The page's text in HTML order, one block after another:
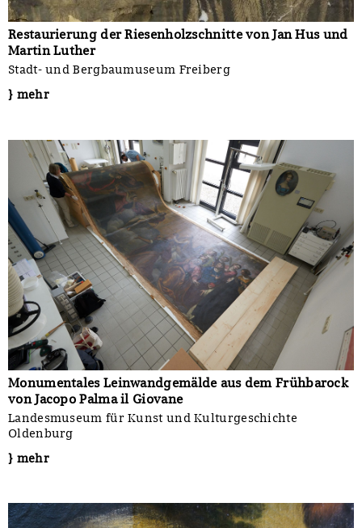
Restaurierung der Riesenholzschnitte von Jan Hus und
Martin Luther
Stadt- und Bergbaumuseum Freiberg
} mehr
Monumentales Leinwandgemälde aus dem Frühbarock
von Jacopo Palma il Giovane
Landesmuseum für Kunst und Kulturgeschichte
Oldenburg
} mehr